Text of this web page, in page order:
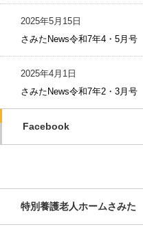
2025年5月15日
さみたNews令和7年4・5月号
2025年4月1日
さみたNews令和7年2・3月号
Facebook
特別養護老人ホームさみた